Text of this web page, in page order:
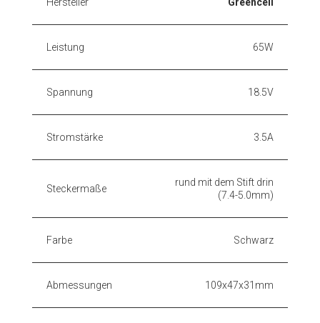
Leistung 65W
Spannung 18.5V
Stromstärke 3.5A
Steckermaße
rund mit dem Stift drin
(7.4-5.0mm)
Farbe Schwarz
Abmessungen 109x47x31mm